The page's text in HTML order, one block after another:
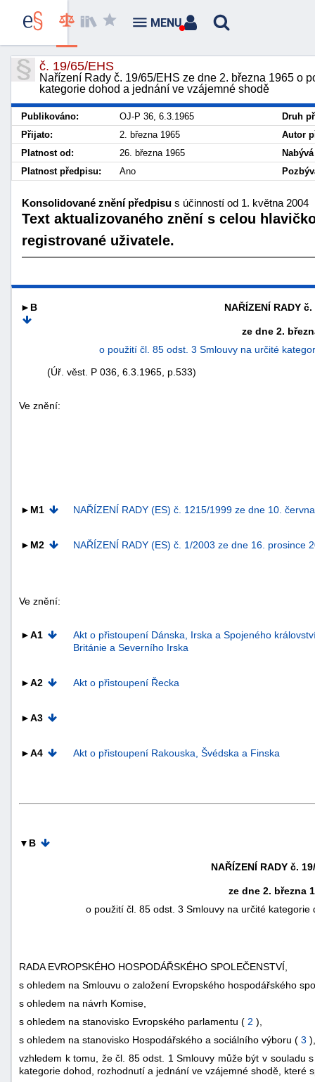
č. 19/65/EHS
Nařízení Rady č. 19/65/EHS ze dne 2. března 1965 o
kategorie dohod a jednání ve vzájemné shodě
Publikováno: OJ-P 36, 6.3.1965
Druh
Přijato:
2. března 1965
Autor
Platnost od:
26. března 1965
Platnost předpisu:
Ano
Konsolidované znění předpisu s účinností od 1. května 2004
Text aktualizovaného znění s celou
registrované uživatele.
►B NAŘÍZENÍ RADY č.
ze dne 2.
o použití čl. 85 odst. 3 Smlouvy na určité
(Úř. věst. P 036, 6.3.1965, p.533)
Ve znění:
►M1 NAŘÍZENÍ RADY (ES) č. 1215/1999 ze dne 10.
►M2 NAŘÍZENÍ RADY (ES) č. 1/2003 ze dne 16. prosince
Ve znění:
►A1
Akt o přistoupení Dánska, Irska a Spojeného
Británie a Severního Irska
►A2 Akt o přistoupení Řecka
►A3
►A4 Akt o přistoupení Rakouska, Švédska a Finska
▼B
NAŘÍZENÍ RADY č.
ze dne 2. března
o použití čl. 85 odst. 3 Smlouvy na určité
RADA EVROPSKÉHO HOSPODÁŘSKÉHO SPOLEČENSTVÍ,
s ohledem na Smlouvu o založení Evropského hospodářského
s ohledem na návrh Komise,
s ohledem na stanovisko Evropského parlamentu ( 2 ),
s ohledem na stanovisko Hospodářského a sociálního výboru ( 3 ),
vzhledem k tomu, že čl. 85 odst. 1 Smlouvy může být v souladu
kategorie dohod, rozhodnutí a jednání ve vzájemné shodě, které
MENU
náhrady
+náhrady
-